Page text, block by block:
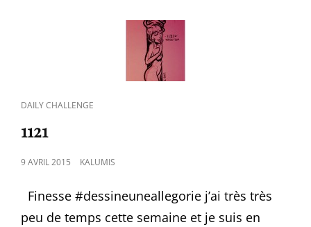
CAT
DAILY CHALLENGE
1121
POSTED
9 AVRIL 2015 KALUMIS
Finesse #‎dessineuneallegorie‬ j’ai très très
peu de temps cette semaine et je suis en